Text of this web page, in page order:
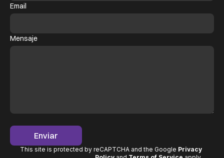
Email
Mensaje
Enviar
This site is protected by reCAPTCHA and the Google Privacy